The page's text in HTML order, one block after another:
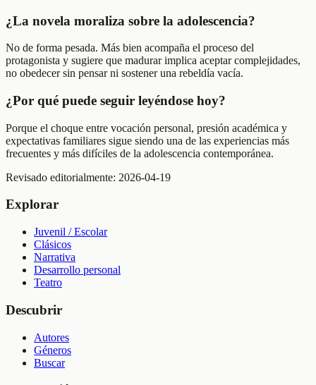
¿La novela moraliza sobre la adolescencia?
No de forma pesada. Más bien acompaña el proceso del
protagonista y sugiere que madurar implica aceptar complejidades,
no obedecer sin pensar ni sostener una rebeldía vacía.
¿Por qué puede seguir leyéndose hoy?
Porque el choque entre vocación personal, presión académica y
expectativas familiares sigue siendo una de las experiencias más
frecuentes y más difíciles de la adolescencia contemporánea.
Revisado editorialmente: 2026-04-19
Explorar
Juvenil / Escolar
Clásicos
Narrativa
Desarrollo personal
Teatro
Descubrir
Autores
Géneros
Buscar